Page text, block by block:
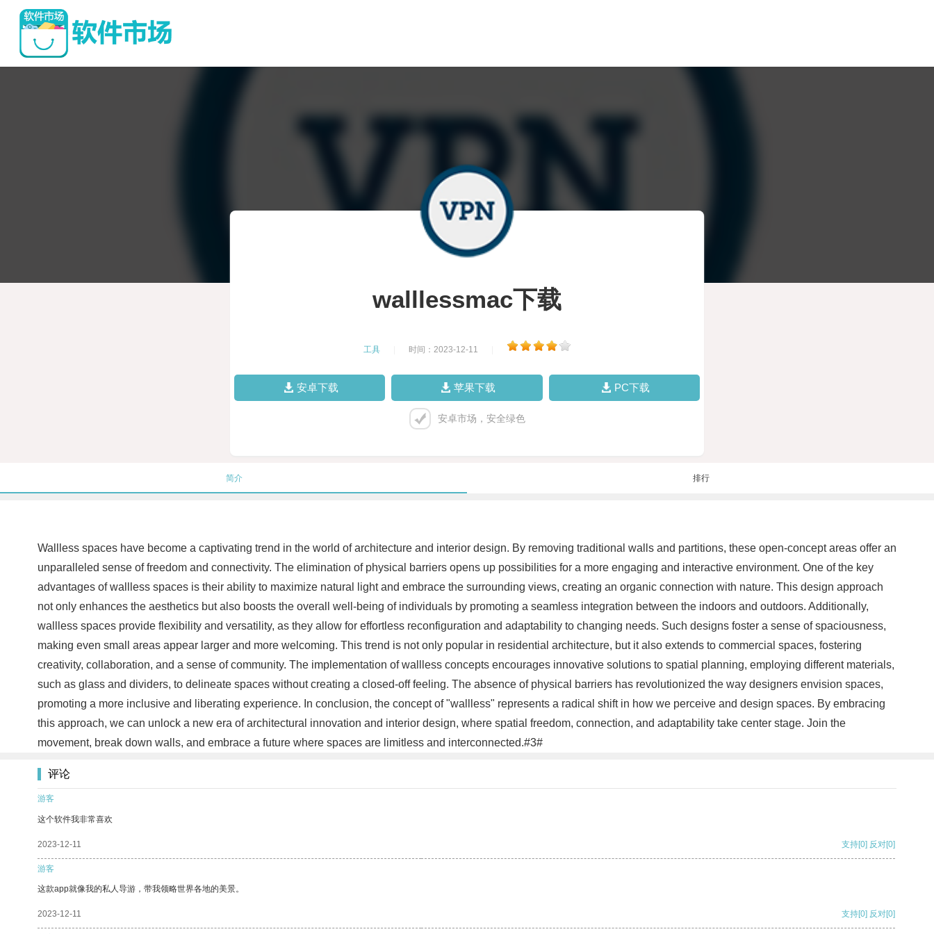
walllessmac下载
工具 时间：2023-12-11
安卓下载 苹果下载 PC下载
安卓市场，安全绿色
简介 排行
Wallless spaces have become a captivating trend in the world of architecture and interior design. By removing traditional walls and partitions, these open-concept areas offer an
unparalleled sense of freedom and connectivity. The elimination of physical barriers opens up possibilities for a more engaging and interactive environment. One of the key
advantages of wallless spaces is their ability to maximize natural light and embrace the surrounding views, creating an organic connection with nature. This design approach
not only enhances the aesthetics but also boosts the overall well-being of individuals by promoting a seamless integration between the indoors and outdoors. Additionally,
wallless spaces provide flexibility and versatility, as they allow for effortless reconfiguration and adaptability to changing needs. Such designs foster a sense of spaciousness,
making even small areas appear larger and more welcoming. This trend is not only popular in residential architecture, but it also extends to commercial spaces, fostering
creativity, collaboration, and a sense of community. The implementation of wallless concepts encourages innovative solutions to spatial planning, employing different materials,
such as glass and dividers, to delineate spaces without creating a closed-off feeling. The absence of physical barriers has revolutionized the way designers envision spaces,
promoting a more inclusive and liberating experience. In conclusion, the concept of "wallless" represents a radical shift in how we perceive and design spaces. By embracing
this approach, we can unlock a new era of architectural innovation and interior design, where spatial freedom, connection, and adaptability take center stage. Join the
movement, break down walls, and embrace a future where spaces are limitless and interconnected.#3#
评论
游客
这个软件我非常喜欢
2023-12-11 支持[0] 反对[0]
游客
这款app就像我的私人导游，带我领略世界各地的美景。
2023-12-11 支持[0] 反对[0]